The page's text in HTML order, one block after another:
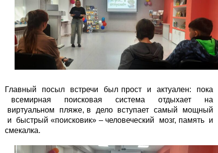
Главный посыл встречи был прост и актуален: пока
всемирная поисковая система отдыхает на
виртуальном пляже, в дело вступает самый мощный
и быстрый «поисковик» – человеческий мозг, память и
смекалка.